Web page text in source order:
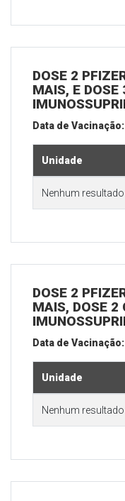
DOSE 2
MAIS, E DOSE
Data de Vacinação:
Unidade
Nenhum
DOSE 2
MAIS, DOSE 2
Data de Vacinação:
Unidade
Nenhum